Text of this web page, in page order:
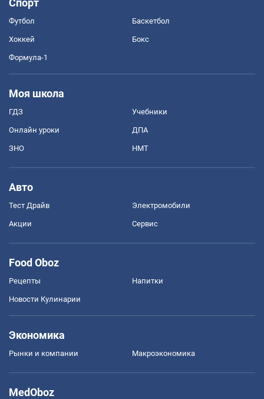
Футбол Баскетбол
Хоккей Бокс
Формула-1
Моя школа
ГДЗ Учебники
Онлайн уроки ДПА
ЗНО НМТ
Авто
Тест Драйв Электромобили
Акции Сервис
Food Oboz
Рецепты Напитки
Новости Кулинарии
Экономика
Рынки и компании Mакроэкономика
MedOboz